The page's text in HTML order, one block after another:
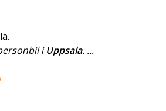
iUppsala. ...